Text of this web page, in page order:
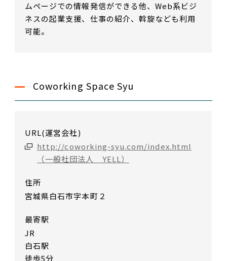
ムページでの情報発信ができる他、Web系ビジ
ネスの起業支援、仕事の紹介、斡旋なども利用
可能。
Coworking Space Syu
URL(運営会社)
http://coworking-syu.com/index.html
（一般社団法人 YELL）
住所
宮城県白石市字本町２
最寄駅
JR
白石駅
徒歩5分